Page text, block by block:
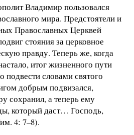
Владимир пользовался
мира. Предстоятели и
Православных Церквей
стояния за церковное
правду. Теперь же, когда
итог жизненного пути
словами святого
добрым подвизался,
сохранил, а теперь ему
который даст… Господь,
4: 7–8).